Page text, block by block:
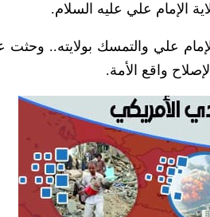
الإمام علي عليه السلام.
علي والتمسك بولايته.. وحثت
واقع الأمة.